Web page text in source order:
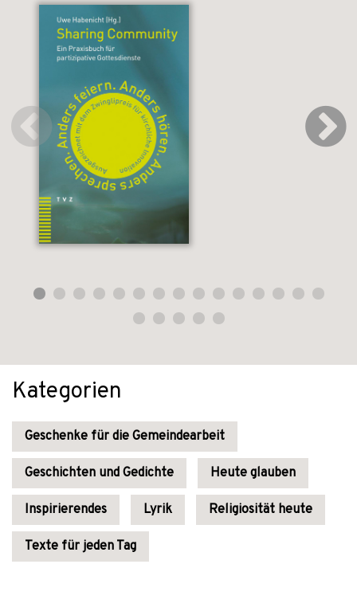
Kategorien
Geschenke für die Gemeindearbeit
Geschichten und Gedichte Heute glauben
Inspirierendes Lyrik Religiosität heute
Texte für jeden Tag